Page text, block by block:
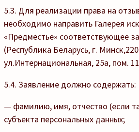
5.3. Для реализации права на
необходимо направить Галерея
«Предместье» соответствующее
(Республика Беларусь, г.
ул.Интернациональная, 25а, пом.
5.4. Заявление должно содержать:
— фамилию, имя, отчество (если
субъекта персональных данных;